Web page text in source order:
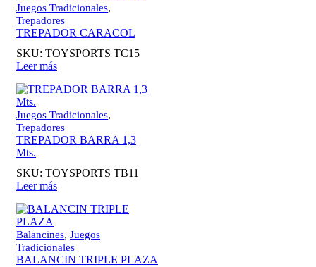
Juegos Tradicionales,
Trepadores
TREPADOR CARACOL
SKU: TOYSPORTS TC15
Leer más
Juegos Tradicionales,
Trepadores
TREPADOR BARRA 1,3
Mts.
SKU: TOYSPORTS TB11
Leer más
Balancines, Juegos
Tradicionales
BALANCIN TRIPLE PLAZA